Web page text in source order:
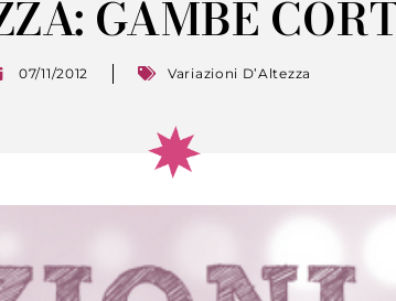
GAMBE
07/11/2012 Variazioni D’Altezza